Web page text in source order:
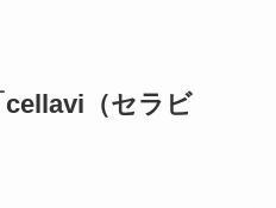
cellavi（セラビ